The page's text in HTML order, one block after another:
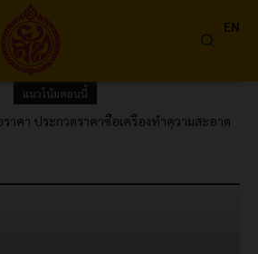
EN
แนวโน้มตอนนี้
คา ประกวดราคาซื้อเครื่องทำความสะอาด
งบประมาณ 2570 ด้วยวิธีประกวดราคา
รอนิกส์ (e-bidding)
ราคา จ้างบำรุงรักษาระบบ Call Center ด้วย